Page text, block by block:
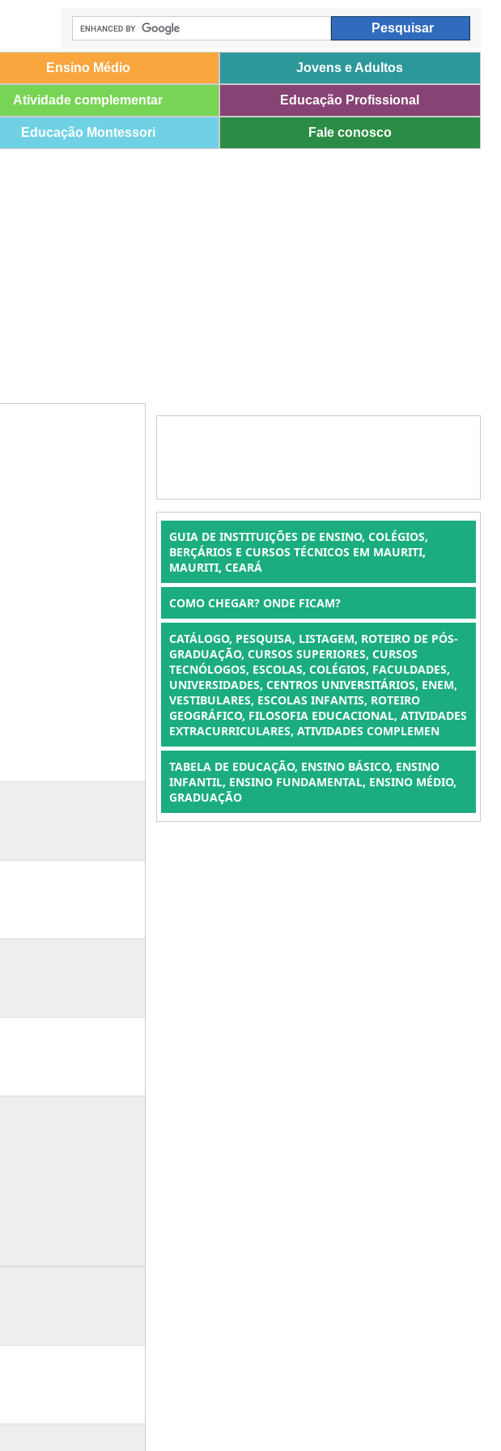
Ensino Médio Jovens e Adultos
Atividade complementar Educação Profissional
Educação Montessori Fale conosco
GUIA DE INSTITUIÇÕES DE ENSINO, COLÉGIOS,
BERÇÁRIOS E CURSOS TÉCNICOS EM MAURITI,
MAURITI, CEARÁ
COMO CHEGAR? ONDE FICAM?
CATÁLOGO, PESQUISA, LISTAGEM, ROTEIRO DE PÓS-
GRADUAÇÃO, CURSOS SUPERIORES, CURSOS
TECNÓLOGOS, ESCOLAS, COLÉGIOS, FACULDADES,
UNIVERSIDADES, CENTROS UNIVERSITÁRIOS, ENEM,
VESTIBULARES, ESCOLAS INFANTIS, ROTEIRO
GEOGRÁFICO, FILOSOFIA EDUCACIONAL, ATIVIDADES
EXTRACURRICULARES, ATIVIDADES COMPLEMEN
TABELA DE EDUCAÇÃO, ENSINO BÁSICO, ENSINO
INFANTIL, ENSINO FUNDAMENTAL, ENSINO MÉDIO,
GRADUAÇÃO